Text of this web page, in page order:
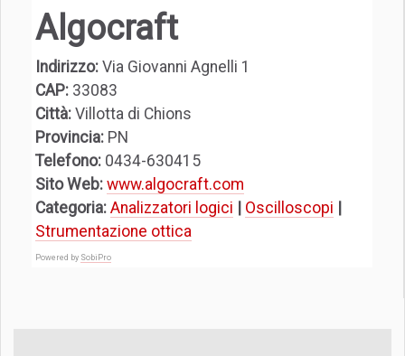
Algocraft
Indirizzo: Via Giovanni Agnelli 1
CAP: 33083
Città: Villotta di Chions
Provincia: PN
Telefono: 0434-630415
Sito Web: www.algocraft.com
Categoria: Analizzatori logici Oscilloscopi
Strumentazione ottica
Powered by SobiPro